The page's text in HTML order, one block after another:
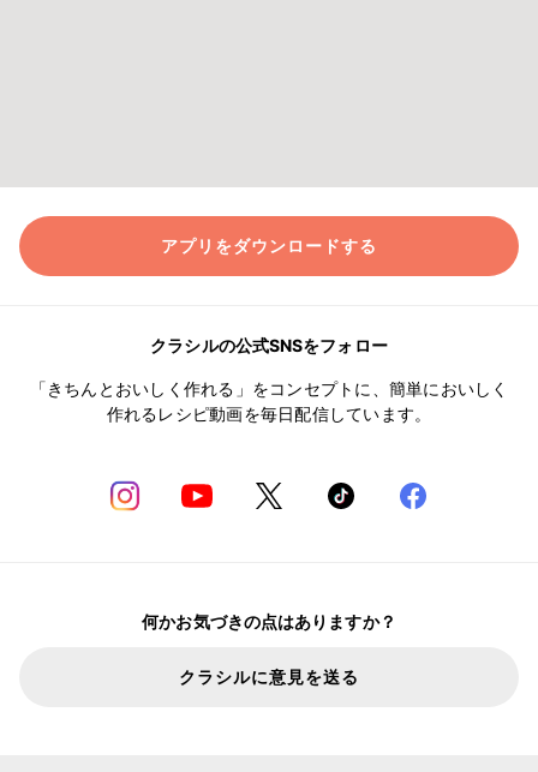
アプリをダウンロードする
クラシルの公式SNSをフォロー
「きちんとおいしく作れる」をコンセプトに、簡単においしく
作れるレシピ動画を毎日配信しています。
何かお気づきの点はありますか？
クラシルに意見を送る